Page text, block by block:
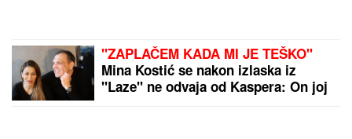
"ZAPLAČEM KADA MI JE TEŠKO"
Mina Kostić se nakon izlaska iz
"Laze" ne odvaja od Kaspera: On joj